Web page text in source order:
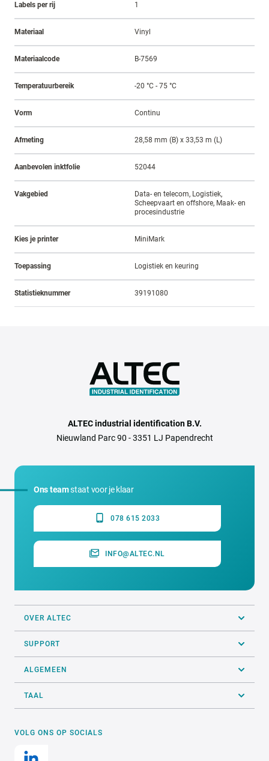
Labels per rij 1
Materiaal Vinyl
Materiaalcode B-7569
Temperatuurbereik -20 °C - 75 °C
Vorm Continu
Afmeting 28,58 mm (B) x 33,53 m (L)
Aanbevolen inktfolie 52044
Vakgebied
Data- en telecom, Logistiek,
Scheepvaart en offshore, Maak- en
procesindustrie
Kies je printer MiniMark
Toepassing Logistiek en keuring
Statistieknummer 39191080
ALTEC industrial identification B.V.
Nieuwland Parc 90 - 3351 LJ Papendrecht
Ons teamstaat voor je klaar
078 615 2033
INFO@ALTEC.NL
OVER ALTEC
SUPPORT
ALGEMEEN
TAAL
VOLG ONS OP SOCIALS